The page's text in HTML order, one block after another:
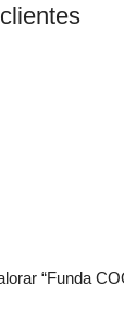
“Funda